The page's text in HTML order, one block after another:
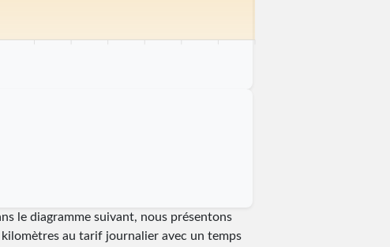
le diagramme suivant, nous présentons
au tarif journalier avec un temps